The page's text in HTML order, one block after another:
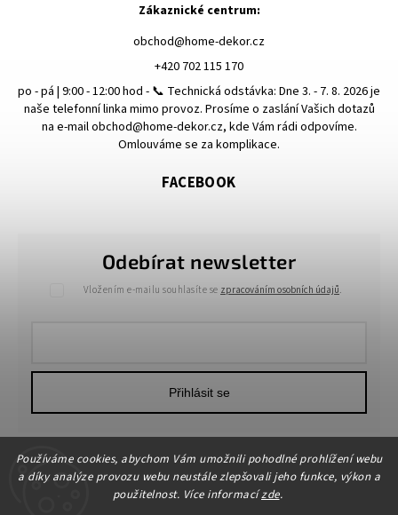
Používáme cookies, abychom Vám umožnili pohodlné prohlížení webu
a díky analýze provozu webu neustále zlepšovali jeho funkce, výkon a
použitelnost. Více informacízde.
Odebírat newsletter
Vložením e-mailu souhlasíte se zpracováním osobních údajů.
Přihlásit se
Zákaznické centrum:
obchod@home-dekor.cz
+420 702 115 170
po - pá | 9:00 - 12:00 hod - 📞 Technická odstávka: Dne 3. - 7. 8. 2026 je
naše telefonní linka mimo provoz. Prosíme o zaslání Vašich dotazů
na e-mail obchod@home-dekor.cz, kde Vám rádi odpovíme.
Omlouváme se za komplikace.
FACEBOOK